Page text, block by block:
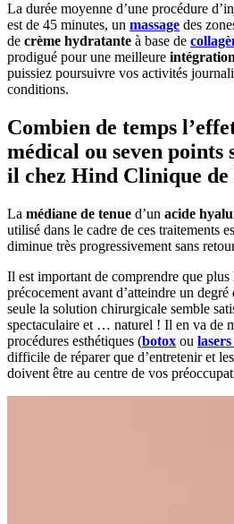
La durée moyenne d’une procédure
est de 45 minutes, un massage des
de crème hydratante à base de
prodigué pour une meilleure
puissiez poursuivre vos activités
conditions.
Combien de temps
médical ou seven points
il chez Hind Clinique de
La médiane de tenue d’un acide
utilisé dans le cadre de ces traitements
diminue très progressivement sans
Il est important de comprendre que plus
précocement avant d’atteindre un
seule la solution chirurgicale semble
spectaculaire et … naturel ! Il en va de
procédures esthétiques (botox ou
difficile de réparer que d’entretenir et
doivent être au centre de vos